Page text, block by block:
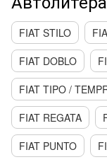
FIAT STILO
FIAT DOBLO
FIAT TIPO /
FIAT REGATA
FIAT PUNTO